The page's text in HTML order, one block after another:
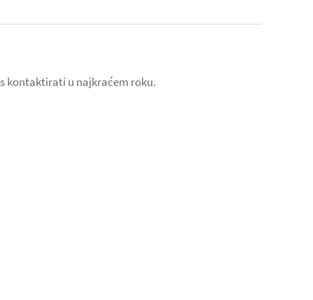
kontaktirati u najkraćem roku.